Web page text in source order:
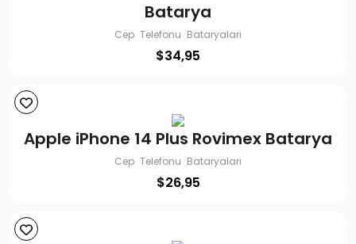
Batarya
Cep Telefonu Bataryaları
$34,95
Apple iPhone 14 Plus Rovimex Batarya
Cep Telefonu Bataryaları
$26,95